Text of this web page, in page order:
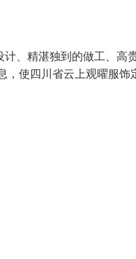
、精湛独到的做工、高
，使四川省云上观曜服饰